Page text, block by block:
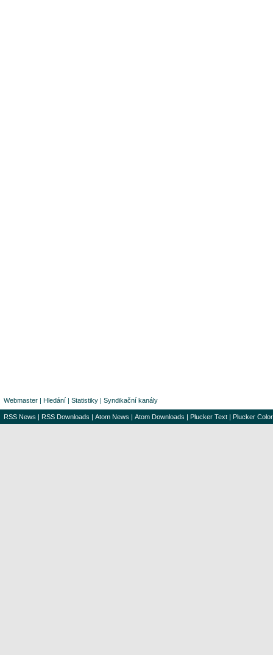
Webmaster | Hledání | Statistiky | Syndikační kanály
RSS News | RSS Downloads | Atom News | Atom Downloads | Plucker Text | Plucker Color